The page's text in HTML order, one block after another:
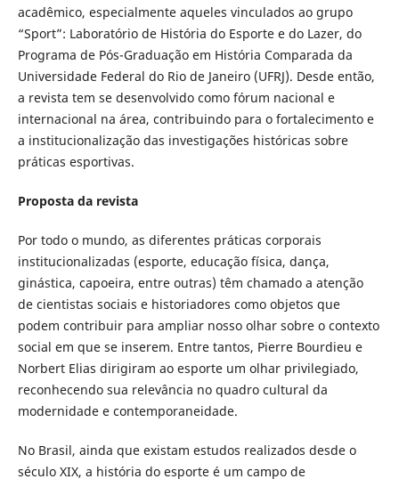
acadêmico, especialmente aqueles vinculados ao grupo
“Sport”: Laboratório de História do Esporte e do Lazer, do
Programa de Pós-Graduação em História Comparada da
Universidade Federal do Rio de Janeiro (UFRJ). Desde então,
a revista tem se desenvolvido como fórum nacional e
internacional na área, contribuindo para o fortalecimento e
a institucionalização das investigações históricas sobre
práticas esportivas.
Proposta da revista
Por todo o mundo, as diferentes práticas corporais
institucionalizadas (esporte, educação física, dança,
ginástica, capoeira, entre outras) têm chamado a atenção
de cientistas sociais e historiadores como objetos que
podem contribuir para ampliar nosso olhar sobre o contexto
social em que se inserem. Entre tantos, Pierre Bourdieu e
Norbert Elias dirigiram ao esporte um olhar privilegiado,
reconhecendo sua relevância no quadro cultural da
modernidade e contemporaneidade.
No Brasil, ainda que existam estudos realizados desde o
século XIX, a história do esporte é um campo de